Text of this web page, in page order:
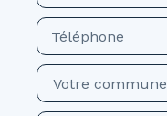
Téléphone
Votre commune